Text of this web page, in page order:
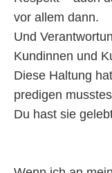
vor allem dann.
Und
Kundinnen und
Diese Haltung
predigen
Du hast sie